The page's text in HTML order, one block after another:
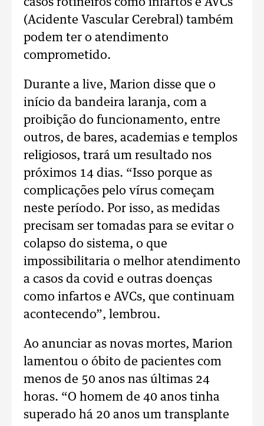
casos rotineiros como infartos e AVCs
(Acidente Vascular Cerebral) também
podem ter o atendimento
comprometido.
Durante a live, Marion disse que o
início da bandeira laranja, com a
proibição do funcionamento, entre
outros, de bares, academias e templos
religiosos, trará um resultado nos
próximos 14 dias. “Isso porque as
complicações pelo vírus começam
neste período. Por isso, as medidas
precisam ser tomadas para se evitar o
colapso do sistema, o que
impossibilitaria o melhor atendimento
a casos da covid e outras doenças
como infartos e AVCs, que continuam
acontecendo”, lembrou.
Ao anunciar as novas mortes, Marion
lamentou o óbito de pacientes com
menos de 50 anos nas últimas 24
horas. “O homem de 40 anos tinha
superado há 20 anos um transplante